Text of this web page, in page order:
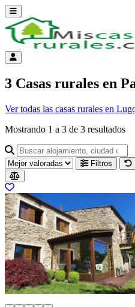
Abrir menú
Menú de cuenta
3 Casas rurales en
Ver todas las casas rurales en
Mostrando 1 a 3 de 3 resultados
Buscar alojamiento, ciudad o
Filtros
Resultados del listado